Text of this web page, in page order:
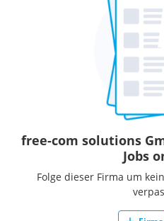
free-com solutions
Jobs
Folge dieser Firma um